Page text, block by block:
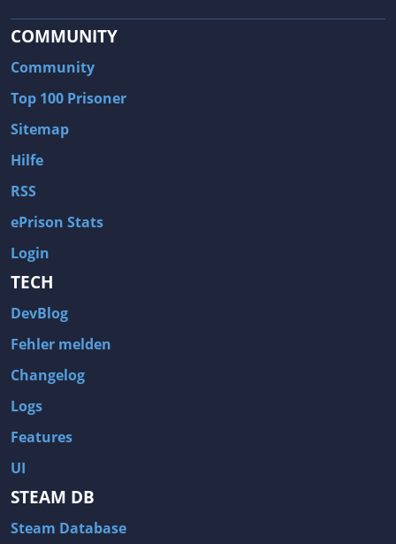
COMMUNITY
Community
Top 100 Prisoner
Sitemap
Hilfe
RSS
ePrison Stats
Login
TECH
DevBlog
Fehler melden
Changelog
Logs
Features
UI
STEAM DB
Steam Database